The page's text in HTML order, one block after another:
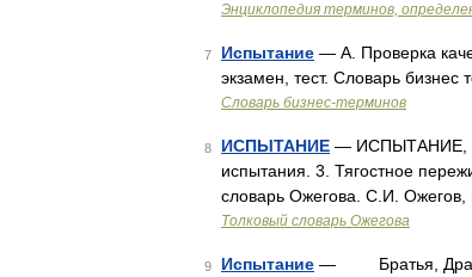
Энциклопедия терминов,
7 Испытание — А. Проверка
экзамен, тест. Словарь бизнес
Словарь бизнес-терминов
8 ИСПЫТАНИЕ — ИСПЫТАНИЕ, я,
испытания. 3. Тягостное
словарь Ожегова. С.И.
Толковый словарь Ожегова
9 Испытание — Братья,